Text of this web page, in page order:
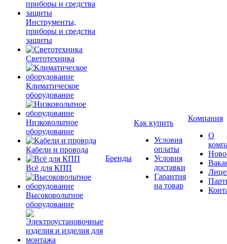
Инструменты,
приборы и средства
защиты
Светотехника
Климатическое
оборудование
Низковольтное
оборудование
Кабели и провода
Всё для КПП
Высоковольтное
оборудование
Бренды
Как купить
Условия
оплаты
Условия
доставки
Гарантия
на товар
Компания
О